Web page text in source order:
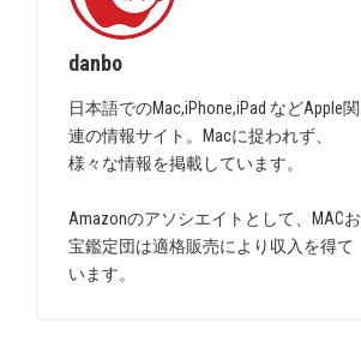
danbo
日本語でのMac,iPhone,iPad などApple関
連の情報サイト。Macに捉われず、
様々な情報を掲載しています。
Amazonのアソシエイトとして、MACお
宝鑑定団は適格販売により収入を得て
います。